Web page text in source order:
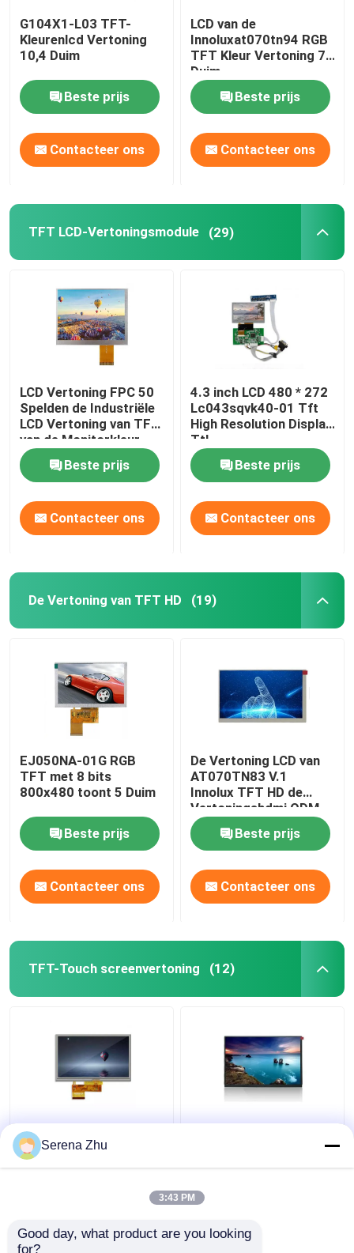
Medische Lcd Vertoning
TFT LCD-Controlemechanisme Board
E Ink Segmented Display
G104X1-L03 TFT-
Kleurenlcd Vertoning
10,4 Duim
Beste prijs
Contacteer ons
LCD van de
Innoluxat070tn94 RGB
TFT Kleur Vertoning 7
Duim
Beste prijs
Contacteer ons
TFT LCD-Vertoningsmodule (29)
LCD Vertoning FPC 50
Spelden de Industriële
LCD Vertoning van TFT
van de Monitorkleur
Beste prijs
Contacteer ons
4.3 inch LCD 480 * 272
Lc043sqvk40-01 Tft
High Resolution Display
Ttl
Beste prijs
Contacteer ons
De Vertoning van TFT HD (19)
EJ050NA-01G RGB
TFT met 8 bits
800x480 toont 5 Duim
Beste prijs
Contacteer ons
De Vertoning LCD van
AT070TN83 V.1
Innolux TFT HD de
Vertoningshdmi ODM
van het 7 Duimtouche
screenBeste prijs
Contacteer ons
TFT-Touch screenvertoning (12)
67Pins TFT-Touch
screenvertoning
AT050TN34 V.1 5
10.1 inch 1280x800
Serena Zhu
3:43 PM
Good day, what product are you looking
for?